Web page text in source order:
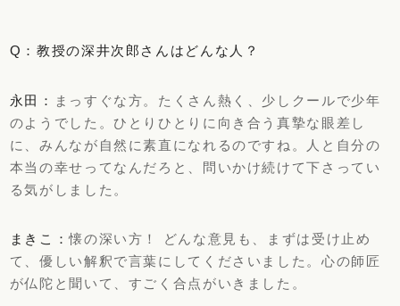
Q：教授の深井次郎さんはどんな人？
永田：
まっすぐな方。たくさん熱く、少しクールで少年
のようでした。ひとりひとりに向き合う真摯な眼差し
に、みんなが自然に素直になれるのですね。人と自分の
本当の幸せってなんだろと、問いかけ続けて下さってい
る気がしました。
まきこ：懐の深い方！ どんな意見も、まずは受け止め
て、優しい解釈で言葉にしてくださいました。心の師匠
が仏陀と聞いて、すごく合点がいきました。